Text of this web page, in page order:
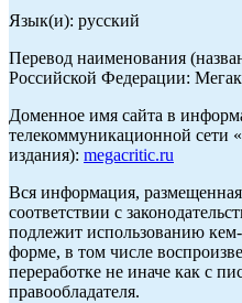
Язык(и): русский
Перевод наименования
Российской Федерации:
Доменное имя сайта в
телекоммуникационной сети
издания): megacritic.ru
Вся информация,
соответствии с
подлежит использованию
форме, в том числе
переработке не иначе как с
правообладателя.